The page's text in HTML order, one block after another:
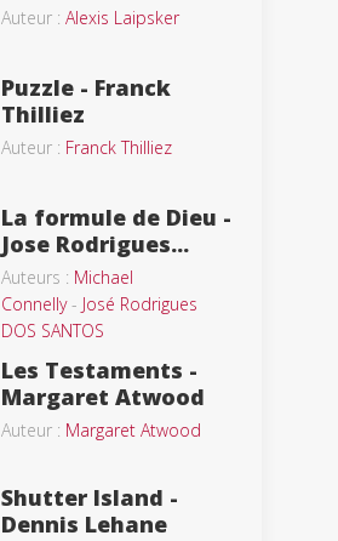
Auteur : Alexis Laipsker
Puzzle - Franck
Thilliez
Auteur : Franck Thilliez
La formule de Dieu -
Jose Rodrigues...
Auteurs : Michael
Connelly- José Rodrigues
DOS SANTOS
Les Testaments -
Margaret Atwood
Auteur : Margaret Atwood
Shutter Island -
Dennis Lehane